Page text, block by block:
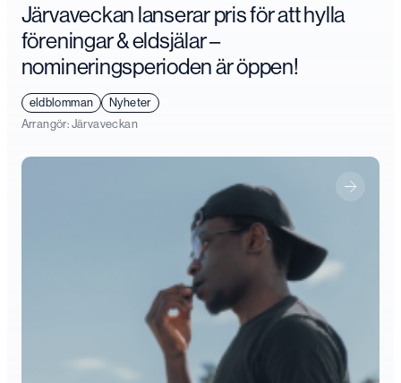
Järvaveckan lanserar pris för att hylla
föreningar & eldsjälar –
nomineringsperioden är öppen!
eldblomman
Nyheter
Arrangör:Järvaveckan